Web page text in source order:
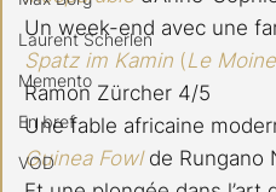
Laurent Scherlen
Memento
En bref
VOD
Un week-end avec une
Spatz im Kamin (Le
Ramon Zürcher 4/5
Une fable africaine
Guinea Fowl de Rungano